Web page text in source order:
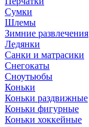
Сумки
Шлемы
Зимние развлечения
Ледянки
Санки и матрасики
Снегокаты
Сноутьюбы
Коньки
Коньки раздвижные
Коньки фигурные
Коньки хоккейные